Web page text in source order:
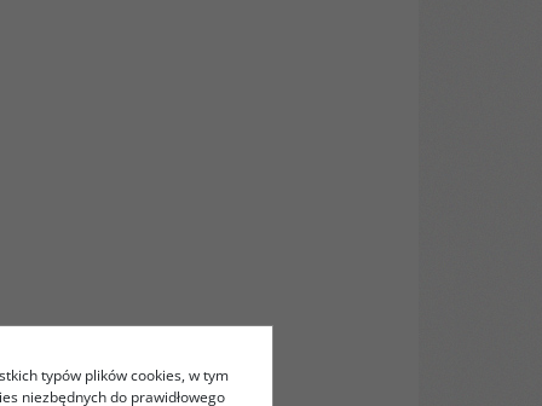
typów plików cookies, w tym
niezbędnych do prawidłowego